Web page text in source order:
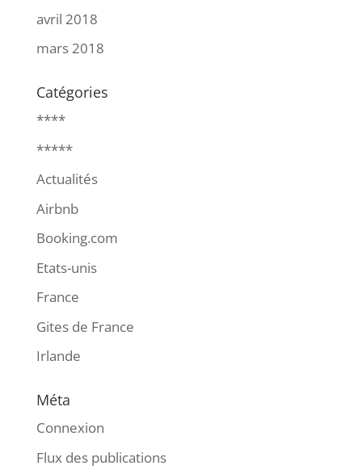
avril 2018
mars 2018
Catégories
****
*****
Actualités
Airbnb
Booking.com
Etats-unis
France
Gites de France
Irlande
Méta
Connexion
Flux des publications